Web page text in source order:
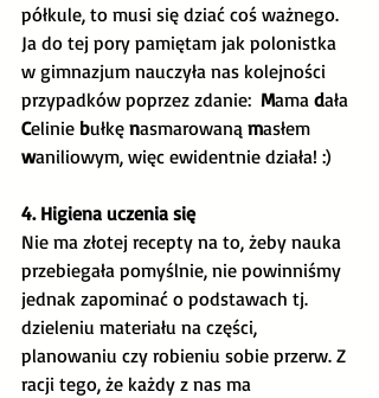
półkule, to musi się dziać coś ważnego.
Ja do tej pory pamiętam jak polonistka
w gimnazjum nauczyła nas kolejności
przypadków poprzez zdanie: Mama dała
Celinie bułkę nasmarowaną masłem
waniliowym, więc ewidentnie działa! :)
4. Higiena uczenia się
Nie ma złotej recepty na to, żeby nauka
przebiegała pomyślnie, nie powinniśmy
jednak zapominać o podstawach tj.
dzieleniu materiału na części,
planowaniu czy robieniu sobie przerw. Z
racji tego, że każdy z nas ma